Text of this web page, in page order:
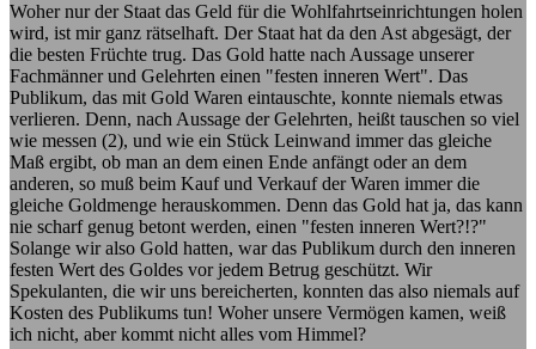
Woher nur der Staat das Geld für die Wohlfahrtseinrichtungen holen
wird, ist mir ganz rätselhaft. Der Staat hat da den Ast abgesägt, der
die besten Früchte trug. Das Gold hatte nach Aussage unserer
Fachmänner und Gelehrten einen "festen inneren Wert". Das
Publikum, das mit Gold Waren eintauschte, konnte niemals etwas
verlieren. Denn, nach Aussage der Gelehrten, heißt tauschen so viel
wie messen (2), und wie ein Stück Leinwand immer das gleiche
Maß ergibt, ob man an dem einen Ende anfängt oder an dem
anderen, so muß beim Kauf und Verkauf der Waren immer die
gleiche Goldmenge herauskommen. Denn das Gold hat ja, das kann
nie scharf genug betont werden, einen "festen inneren Wert?!?"
Solange wir also Gold hatten, war das Publikum durch den inneren
festen Wert des Goldes vor jedem Betrug geschützt. Wir
Spekulanten, die wir uns bereicherten, konnten das also niemals auf
Kosten des Publikums tun! Woher unsere Vermögen kamen, weiß
ich nicht, aber kommt nicht alles vom Himmel?